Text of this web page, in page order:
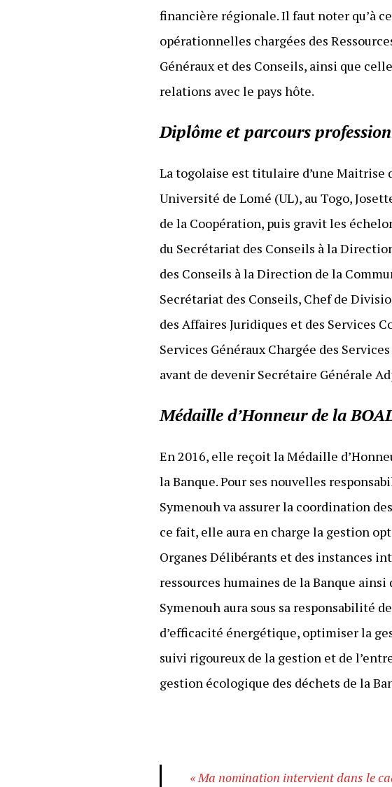
financière régionale. Il faut noter qu’à
opérationnelles chargées des
Généraux et des Conseils, ainsi que
relations avec le pays hôte.
Diplôme et parcours
La togolaise est titulaire d’une
Université de Lomé (UL), au Togo,
de la Coopération, puis gravit les
du Secrétariat des Conseils à la
des Conseils à la Direction de la
Secrétariat des Conseils, Chef de
des Affaires Juridiques et des Services
Services Généraux Chargée des
avant de devenir Secrétaire Générale
Médaille d’Honneur de la
En 2016, elle reçoit la Médaille
la Banque. Pour ses nouvelles
Symenouh va assurer la coordination
ce fait, elle aura en charge la gestion
Organes Délibérants et des instances
ressources humaines de la Banque
Symenouh aura sous sa responsabilité
d’efficacité énergétique, optimiser la
suivi rigoureux de la gestion et de
gestion écologique des déchets de la
« Ma nomination intervient dans le